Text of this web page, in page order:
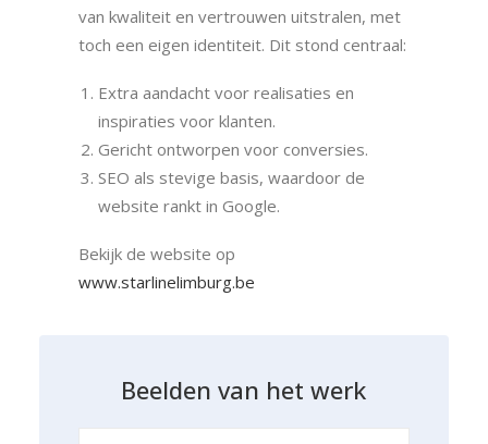
van kwaliteit en vertrouwen uitstralen, met
toch een eigen identiteit. Dit stond centraal:
Extra aandacht voor realisaties en
inspiraties voor klanten.
Gericht ontworpen voor conversies.
SEO als stevige basis, waardoor de
website rankt in Google.
Bekijk de website op
www.starlinelimburg.be
Beelden van het werk